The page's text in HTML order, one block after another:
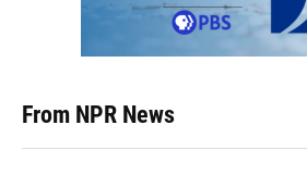
From NPR News